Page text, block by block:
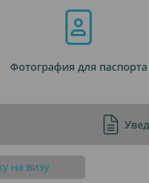
Фотография для паспорта
на визу